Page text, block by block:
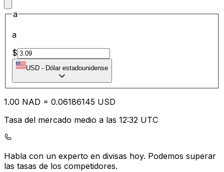
a
a
$
USD - Dólar estadounidense
1.00 NAD = 0.06186145 USD
Tasa del mercado medio a las 12:32 UTC
Habla con un experto en divisas hoy. Podemos superar
las tasas de los competidores.